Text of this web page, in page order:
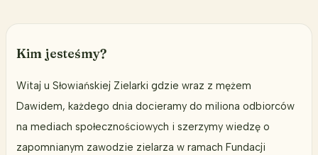
Kim jesteśmy?
Witaj u Słowiańskiej Zielarki gdzie wraz z mężem
Dawidem, każdego dnia docieramy do miliona odbiorców
na mediach społecznościowych i szerzymy wiedzę o
zapomnianym zawodzie zielarza w ramach Fundacji